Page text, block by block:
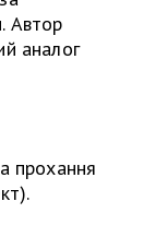
Автор
аналог
прохання